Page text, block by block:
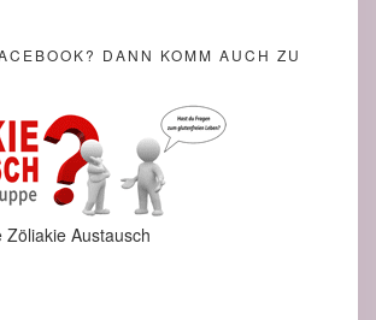
DANN KOMM AUCH ZU
Austausch